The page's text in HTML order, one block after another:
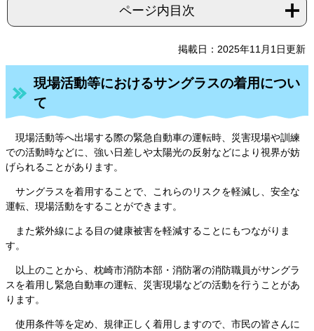
ページ内目次
掲載日：2025年11月1日更新
現場活動等におけるサングラスの着用につい
て
現場活動等へ出場する際の緊急自動車の運転時、災害現場や訓練
での活動時などに、強い日差しや太陽光の反射などにより視界が妨
げられることがあります。
サングラスを着用することで、これらのリスクを軽減し、安全な
運転、現場活動をすることができます。
また紫外線による目の健康被害を軽減することにもつながりま
す。
以上のことから、枕崎市消防本部・消防署の消防職員がサングラ
スを着用し緊急自動車の運転、災害現場などの活動を行うことがあ
ります。
使用条件等を定め、規律正しく着用しますので、市民の皆さんに